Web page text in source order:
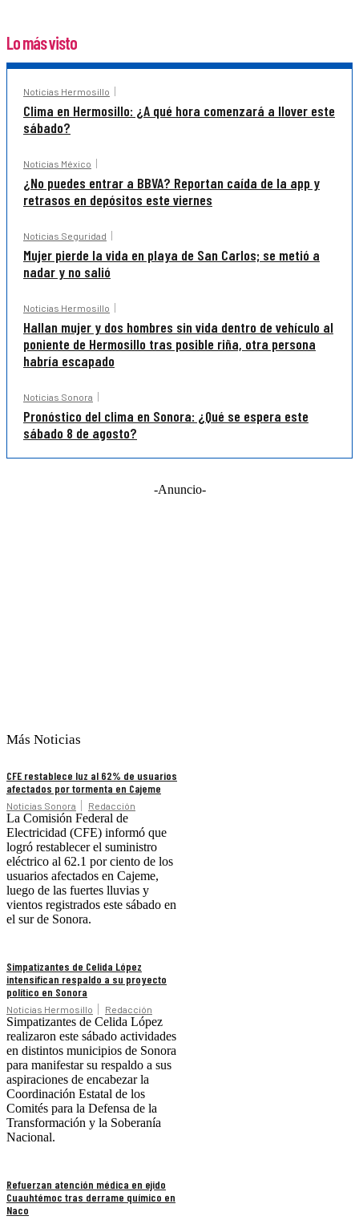
Lo más visto
Noticias Hermosillo
Clima en Hermosillo: ¿A qué hora comenzará a llover este
sábado?
Noticias México
¿No puedes entrar a BBVA? Reportan caída de la app y
retrasos en depósitos este viernes
Noticias Seguridad
Mujer pierde la vida en playa de San Carlos; se metió a
nadar y no salió
Noticias Hermosillo
Hallan mujer y dos hombres sin vida dentro de vehículo al
poniente de Hermosillo tras posible riña, otra persona
habría escapado
Noticias Sonora
Pronóstico del clima en Sonora: ¿Qué se espera este
sábado 8 de agosto?
-Anuncio-
Más Noticias
CFE restablece luz al 62% de usuarios
afectados por tormenta en Cajeme
Noticias Sonora Redacción
La Comisión Federal de
Electricidad (CFE) informó que
logró restablecer el suministro
eléctrico al 62.1 por ciento de los
usuarios afectados en Cajeme,
luego de las fuertes lluvias y
vientos registrados este sábado en
el sur de Sonora.
Simpatizantes de Celida López
intensifican respaldo a su proyecto
político en Sonora
Noticias Hermosillo Redacción
Simpatizantes de Celida López
realizaron este sábado actividades
en distintos municipios de Sonora
para manifestar su respaldo a sus
aspiraciones de encabezar la
Coordinación Estatal de los
Comités para la Defensa de la
Transformación y la Soberanía
Nacional.
Refuerzan atención médica en ejido
Cuauhtémoc tras derrame químico en
Naco